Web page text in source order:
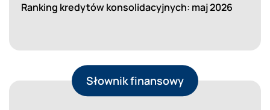
Ranking kredytów konsolidacyjnych: maj 2026
Słownik finansowy